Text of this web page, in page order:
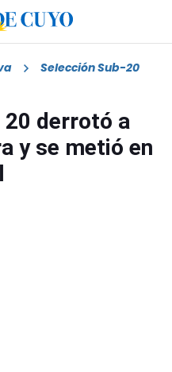
Selección Sub-20
20 derrotó a
y se metió en